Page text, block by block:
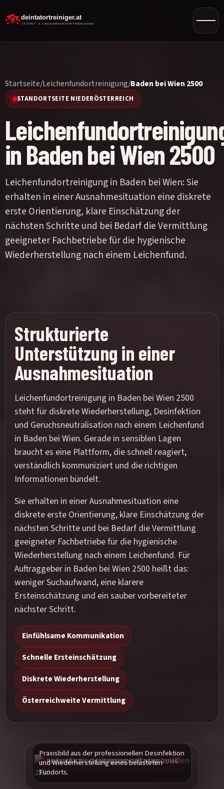
Startseite/Leichenfundortreinigung/Baden bei Wien 2500
STANDORTSEITE NIEDERÖSTERREICH
in Baden bei Wien 2500
Leichenfundortreinigung in Baden bei Wien: Sie
erhalten in einer Ausnahmesituation eine diskrete
erste Orientierung, klare Einschätzung der
nächsten Schritte und bei Bedarf die Vermittlung
geeigneter Fachbetriebe für die hygienische
Wiederherstellung nach einem Leichenfund.
Strukturierte
Unterstützung in einer
Ausnahmesituation
Leichenfundortreinigung in Baden bei Wien 2500
steht für diskrete Wiederherstellung, Desinfektion
und Geruchsneutralisation nach einem Leichenfund
in Baden bei Wien. Gerade in sensiblen Lagen
braucht es eine Plattform, die schnell reagiert,
verständlich kommuniziert und die richtigen
Informationen bündelt.
Sie erhalten in einer Ausnahmesituation eine
diskrete erste Orientierung, klare Einschätzung der
nächsten Schritte und bei Bedarf die Vermittlung
geeigneter Fachbetriebe für die hygienische
Wiederherstellung nach einem Leichenfund. Für
Auftraggeber in Baden bei Wien 2500 heißt das:
weniger Suchaufwand, eine klarere
Ersteinschätzung und ein sauber vorbereiteter
nächster Schritt.
Einfühlsame Kommunikation
Schnelle Ersteinschätzung
Diskrete Wiederherstellung
Österreichweite Vermittlung
PRAXISBILD LEICHENFUNDORTREINIGUNG
Praxisbild aus der professionellen Desinfektion
und Wiederherstellung eines belasteten
Fundorts.